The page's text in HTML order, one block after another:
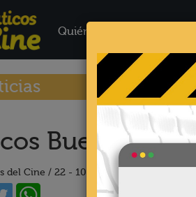
Quiénes Somos
Buenos:
del Cine / 22 - 10 - 19